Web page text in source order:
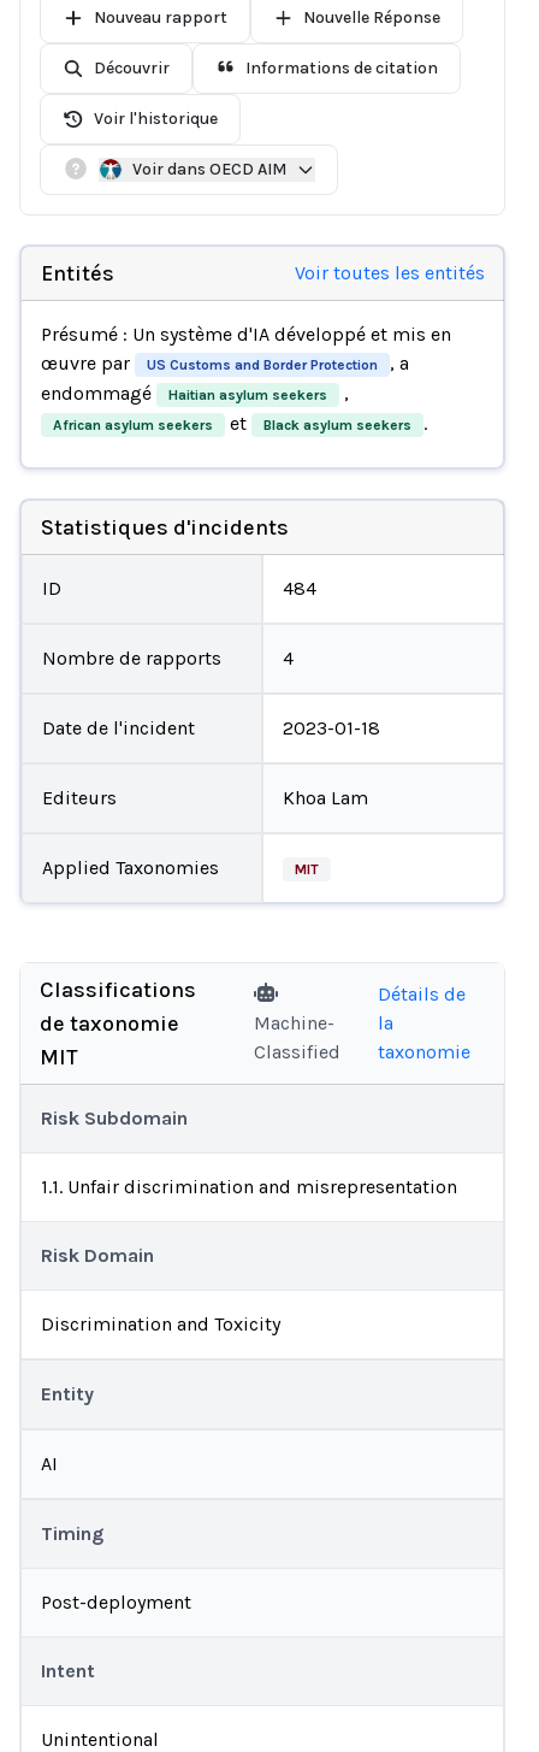
Nouveau rapport Nouvelle Réponse
Découvrir Informations de citation
Voir l'historique
Voir dans OECD AIM
Entités Voir toutes les entités
Présumé : Un système d'IA développé et mis en
œuvre par
US Customs and Border Protection
, a
endommagé
Haitian asylum seekers ,
African asylum seekers et Black asylum seekers .
Statistiques d'incidents
ID 484
Nombre de rapports 4
Date de l'incident 2023-01-18
Editeurs Khoa Lam
Applied Taxonomies MIT
Classifications
de taxonomie
MIT
Machine-
Classified
Détails de
la
taxonomie
Risk Subdomain
1.1. Unfair discrimination and misrepresentation
Risk Domain
Discrimination and Toxicity
Entity
AI
Timing
Post-deployment
Intent
Unintentional